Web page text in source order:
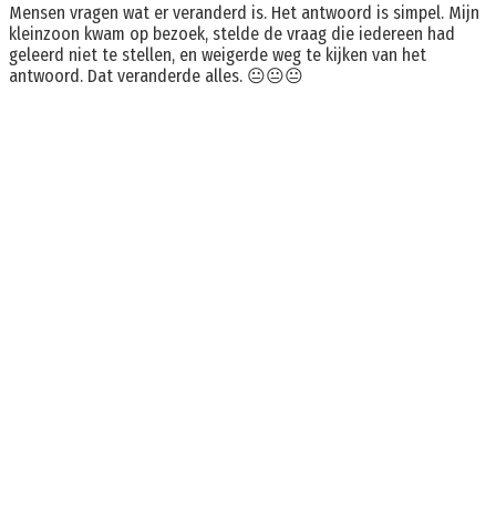
Mensen vragen wat er veranderd is. Het antwoord is simpel. Mijn
kleinzoon kwam op bezoek, stelde de vraag die iedereen had
geleerd niet te stellen, en weigerde weg te kijken van het
antwoord. Dat veranderde alles. 😐😐😐